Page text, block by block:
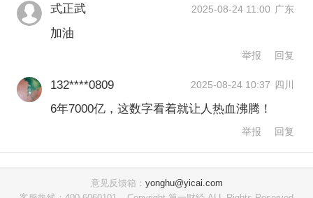
作为全球宠物行业的旗舰展会，今年的
亚洲宠物展规模再创新高，汇聚2600多
个海内外展商，预计展期内的到场人次
超过51万；同期的论坛议程也较往年更
为密集，还新增了小宠异宠及更多跨界
式正武 2025-08-24 11:00 广东
加油
举报 回复
132****0809 2025-08-24 10:37 四川
6年7000亿，这数字看着就让人热血沸腾！
举报 回复
意见反馈箱： yonghu@yicai.com